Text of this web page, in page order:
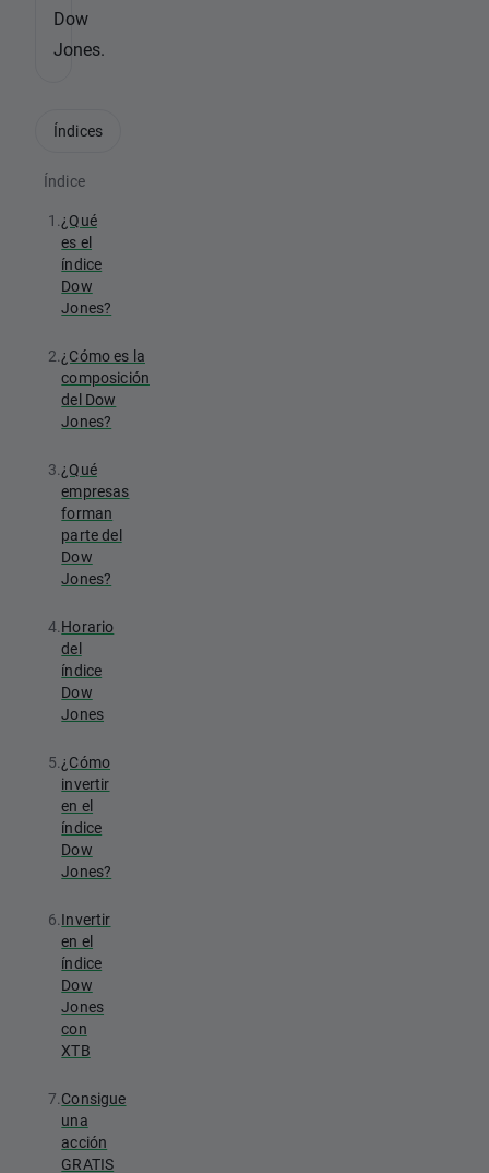
Dow
Jones.
Índice
1.¿Qué
es el
índice
Dow
Jones?
2.¿Cómo es la
composición
del Dow
Jones?
3.¿Qué
empresas
forman
parte del
Dow
Jones?
4.Horario
del
índice
Dow
Jones
5.¿Cómo
invertir
en el
índice
Dow
Jones?
6.Invertir
en el
índice
Dow
Jones
con
XTB
7.Consigue
una
acción
GRATIS
Índices